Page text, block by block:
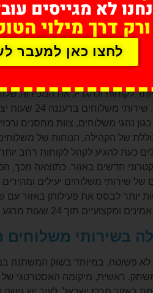
כדי למשוך ולשמר לקוחות. זה
כדי לתת מענה לצרכי לקוחות
הייתה השפעה משמעותית על הכלכלה המקומית.
לקוחות ולהגדיל את המכירות
ורווחים גבוהים יותר,
נהגי משלוחים, צוות מחסנים
כעת להגיע לקהל לקוחות רחב
חדשים באזור. כתוצאה מכך,
שירותי משלוחים יעילים
ההזמנה למבחר יעדים בארץ.
משלוחים תוך 24
ברעננה 24 שעות היא משימה לא פשוטה,
ראשית, מיקומה האסטרטגי
לא מגייסים
דרך מילוי
לחצו כאן למעבר